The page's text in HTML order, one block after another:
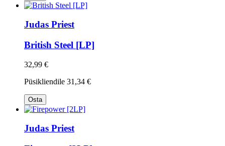
Judas Priest
British Steel [LP]
32,99 €
Püsikliendile 31,34 €
Osta
Judas Priest